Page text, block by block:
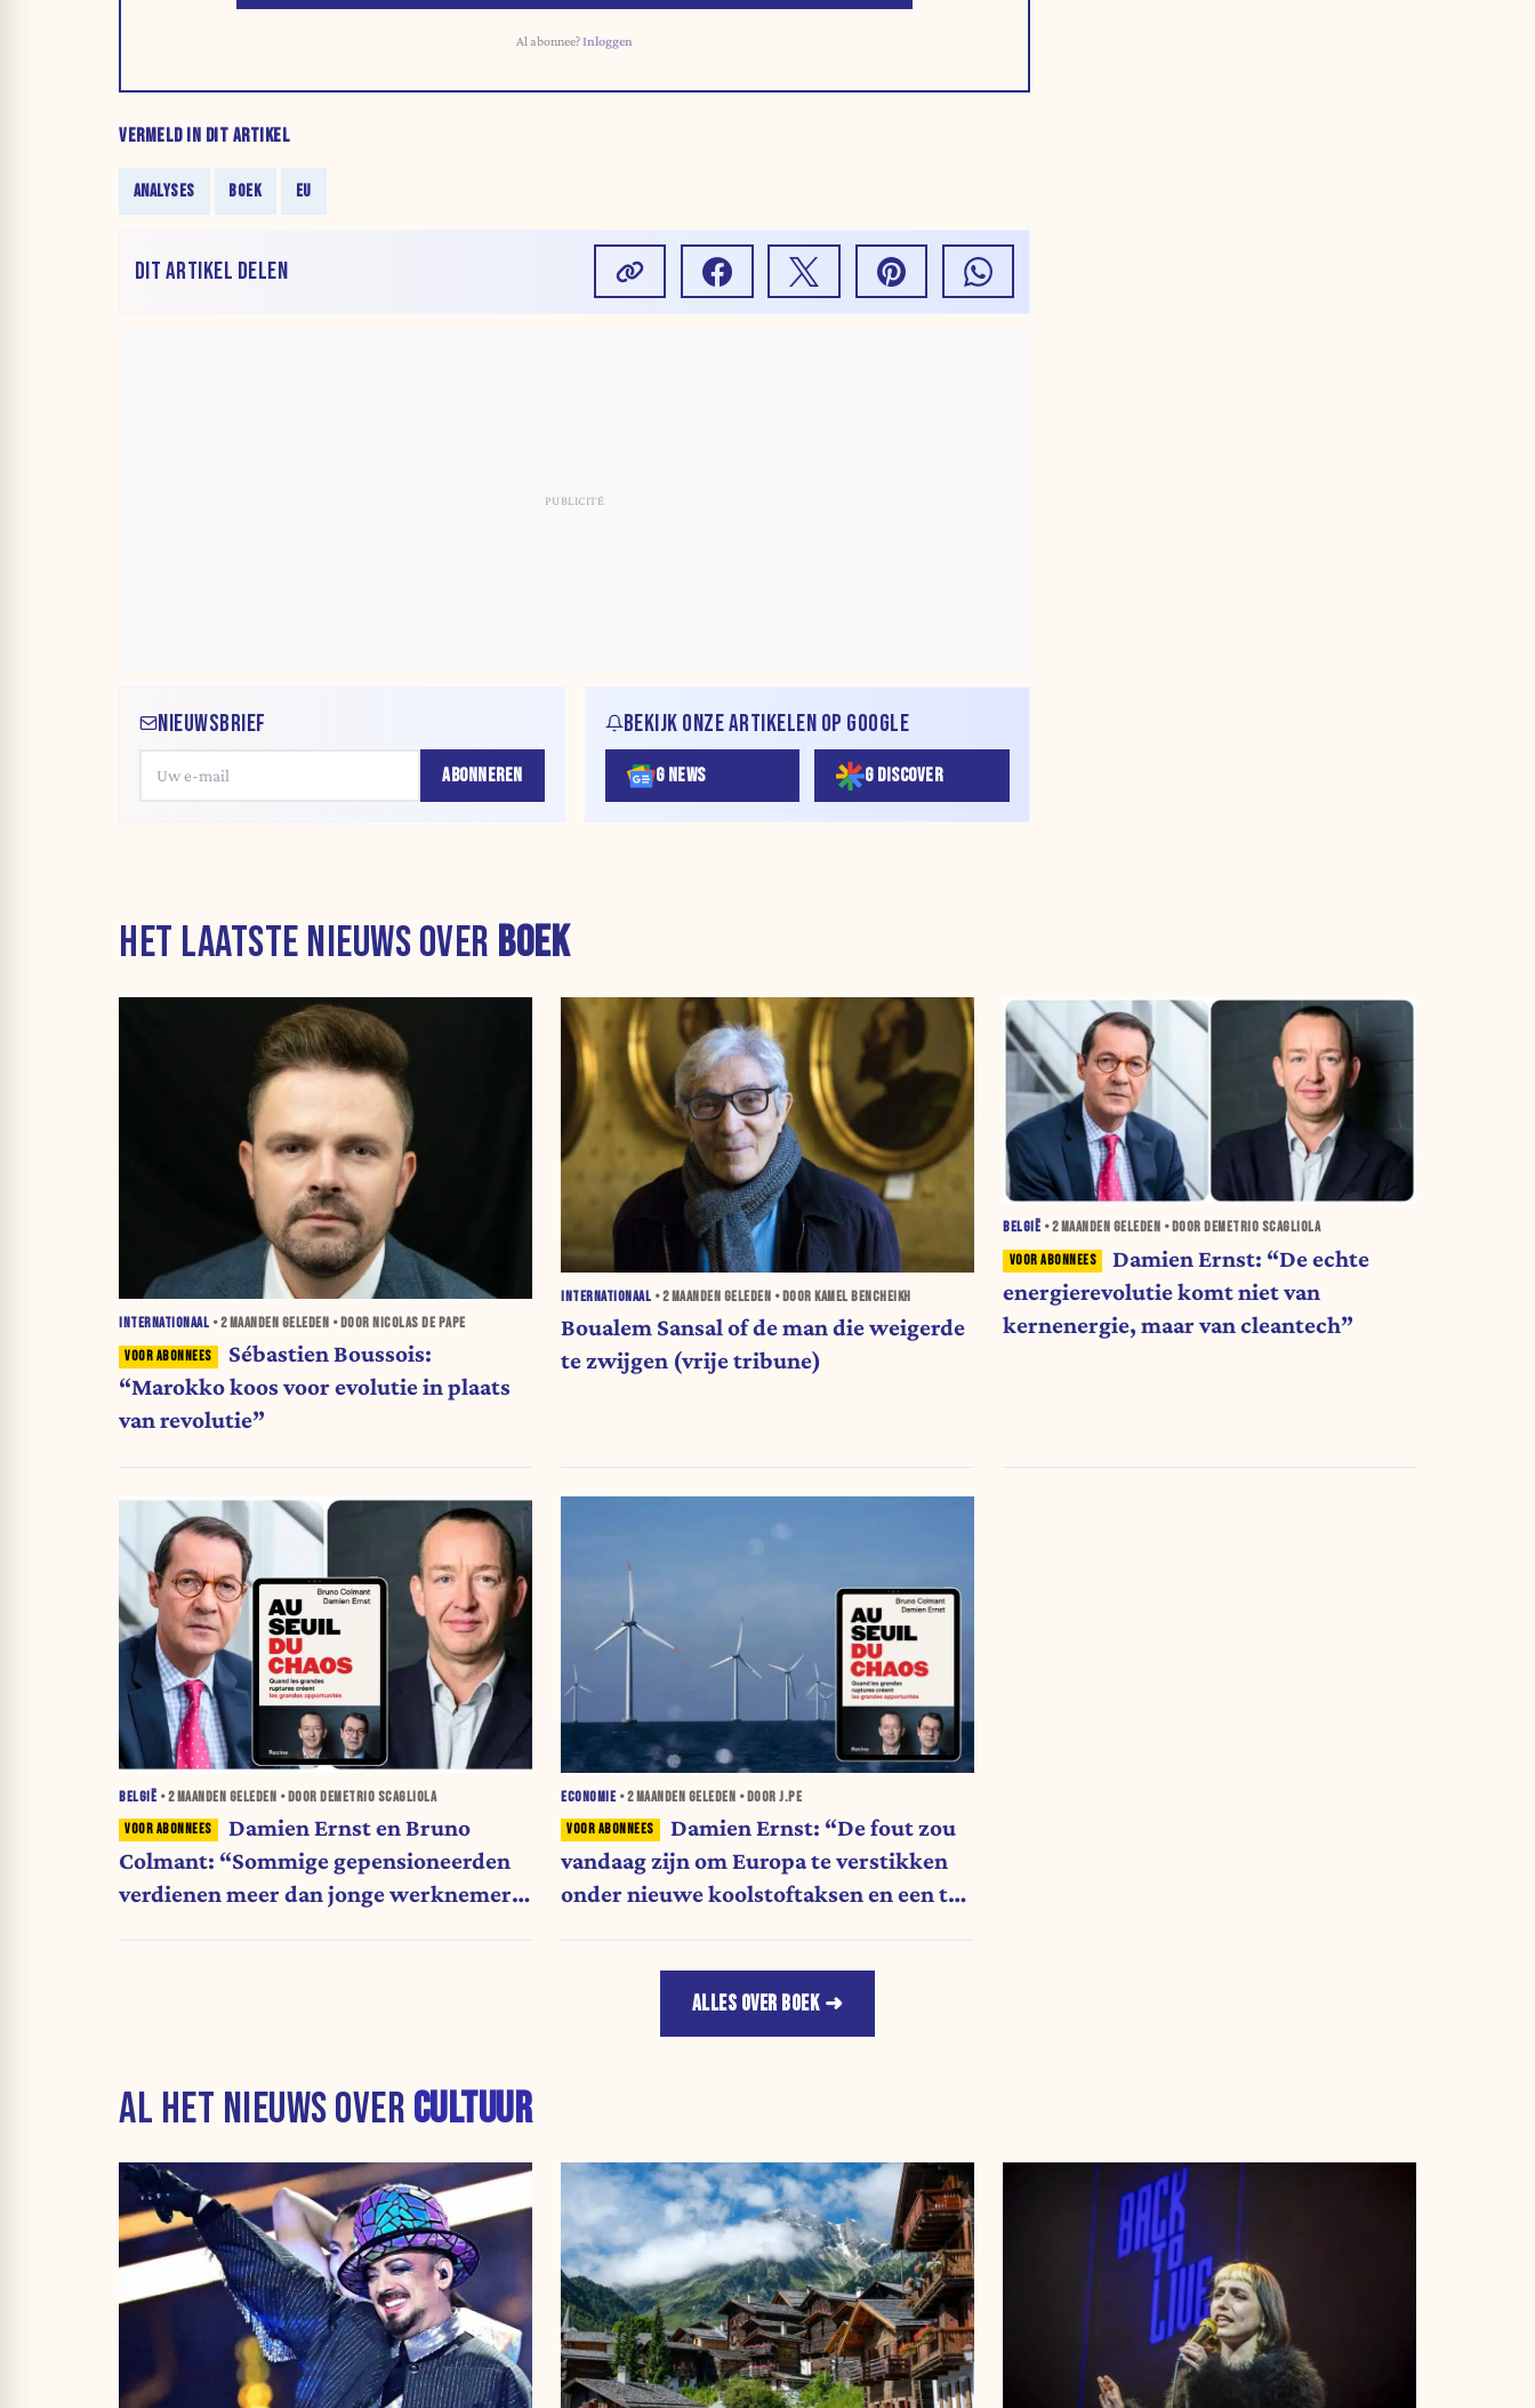
Al abonnee?Inloggen
VERMELD IN DIT ARTIKEL
ANALYSES BOEK EU
DIT ARTIKEL DELEN
NIEUWSBRIEF
ABONNEREN
BEKIJK ONZE ARTIKELEN OP GOOGLE
G NEWS G DISCOVER
HET LAATSTE NIEUWS OVER BOEK
INTERNATIONAAL •2 MAANDEN GELEDEN • DOOR NICOLAS DE PAPE
Sébastien Boussois:
“Marokko koos voor evolutie in plaats
van revolutie”
INTERNATIONAAL •2 MAANDEN GELEDEN • DOOR KAMEL BENCHEIKH
Boualem Sansal of de man die weigerde
te zwijgen (vrije tribune)
BELGIË •2 MAANDEN GELEDEN • DOOR DEMETRIO SCAGLIOLA
Damien Ernst: “De echte
energierevolutie komt niet van
kernenergie, maar van cleantech”
BELGIË •2 MAANDEN GELEDEN • DOOR DEMETRIO SCAGLIOLA
Damien Ernst en Bruno
Colmant: “Sommige gepensioneerden
verdienen meer dan jonge werknemers
ECONOMIE •2 MAANDEN GELEDEN • DOOR J.PE
Damien Ernst: “De fout zou
vandaag zijn om Europa te verstikken
onder nieuwe koolstoftaksen en een te
ALLES OVER BOEK
AL HET NIEUWS OVER CULTUUR